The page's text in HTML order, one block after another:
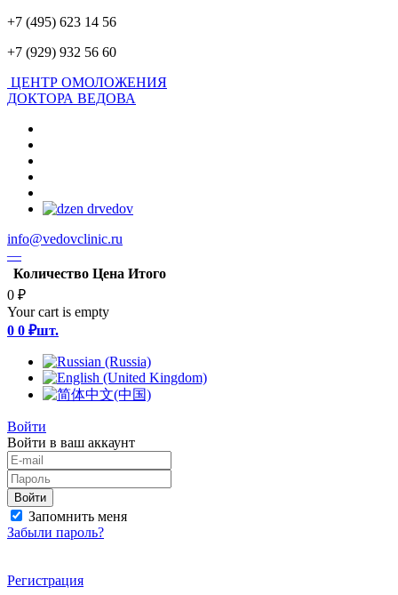
+7 (495) 623 14 56
+7 (929) 932 56 60
ЦЕНТР ОМОЛОЖЕНИЯ
ДОКТОРА ВЕДОВА
info@vedovclinic.ru
—
Количество Цена Итого
0 ₽
Your cart is empty
0 0 ₽шт.
Войти
Войти в ваш аккаунт
Войти
Запомнить меня
Забыли пароль?
Регистрация